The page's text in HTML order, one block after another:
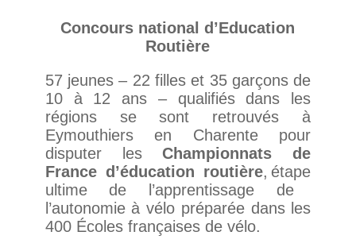
Concours national d’Education
Routière
57 jeunes – 22 filles et 35 garçons de
10 à 12 ans – qualifiés dans les
régions se sont retrouvés à
Eymouthiers en Charente pour
disputer les Championnats de
France d’éducation routière, étape
ultime de l’apprentissage de
l’autonomie à vélo préparée dans les
400 Écoles françaises de vélo.